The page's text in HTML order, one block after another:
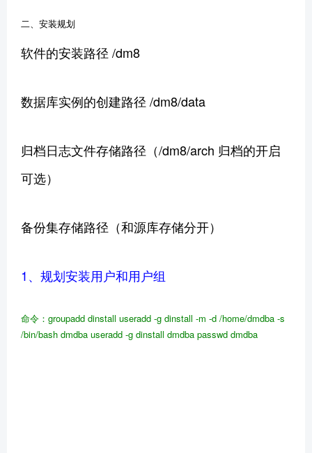
二、安装规划
软件的安装路径 /dm8
数据库实例的创建路径 /dm8/data
归档日志文件存储路径（/dm8/arch 归档的开启
可选）
备份集存储路径（和源库存储分开）
1、规划安装用户和用户组
命令：groupadd dinstall useradd -g dinstall -m -d /home/dmdba -s
/bin/bash dmdba useradd -g dinstall dmdba passwd dmdba